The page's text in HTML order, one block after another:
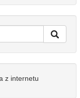
z internetu